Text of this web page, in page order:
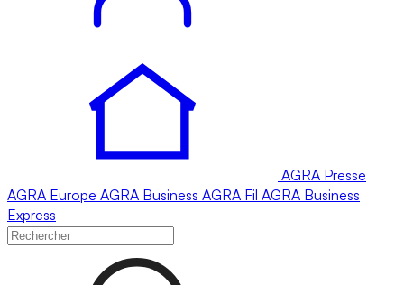
AGRA Presse
AGRA Europe AGRA Business AGRA Fil AGRA Business
Express